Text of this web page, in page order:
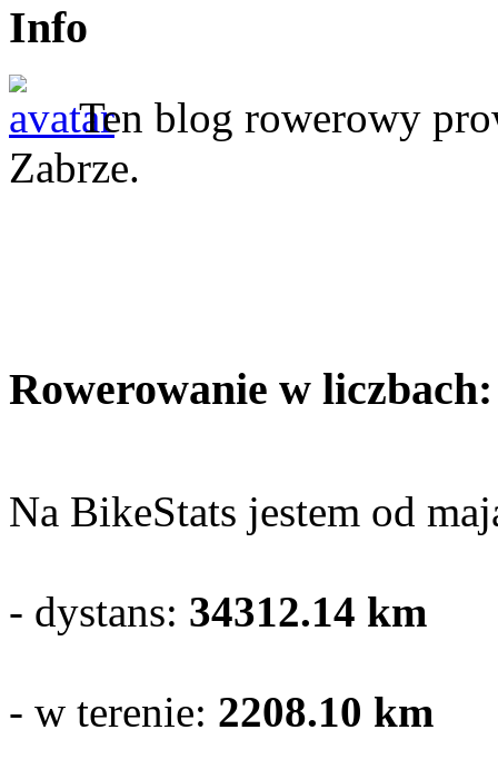
Info
Ten blog rowerowy
Zabrze.
Rowerowanie w liczbach:
Na BikeStats jestem od
- dystans: 34312.14 km
- w terenie: 2208.10 km